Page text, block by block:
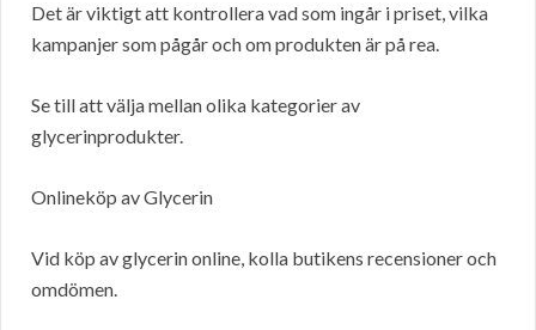
Det är viktigt att kontrollera vad som ingår i priset, vilka
kampanjer som pågår och om produkten är på rea.
Se till att välja mellan olika kategorier av
glycerinprodukter.
Onlineköp av Glycerin
Vid köp av glycerin online, kolla butikens recensioner och
omdömen.